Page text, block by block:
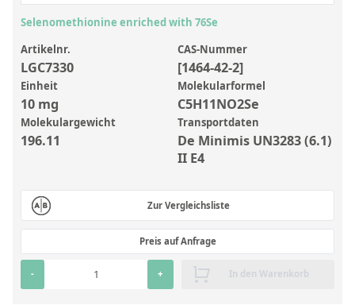
Laborbedarf und Verbrauchsmaterialien
Custom-Made
Übersicht: Kundenspezifische Standards
Anorganische wässrige Kundenmischungen
Elementstandards in Öl
Metallstandards | Setting Up Samples (SUS)
Kundenspezifische Polymerstandards
Pharmazeutische und organische Kundensynthesen
Selenomethionine enriched with 76Se
Artikelnr.
LGC7330
CAS-Nummer
[1464-42-2]
Einheit
10 mg
Molekularformel
C5H11NO2Se
Molekulargewicht
196.11
Transportdaten
De Minimis UN3283 (6.1)
II E4
Zur Vergleichsliste
Preis auf Anfrage
- + In den Warenkorb